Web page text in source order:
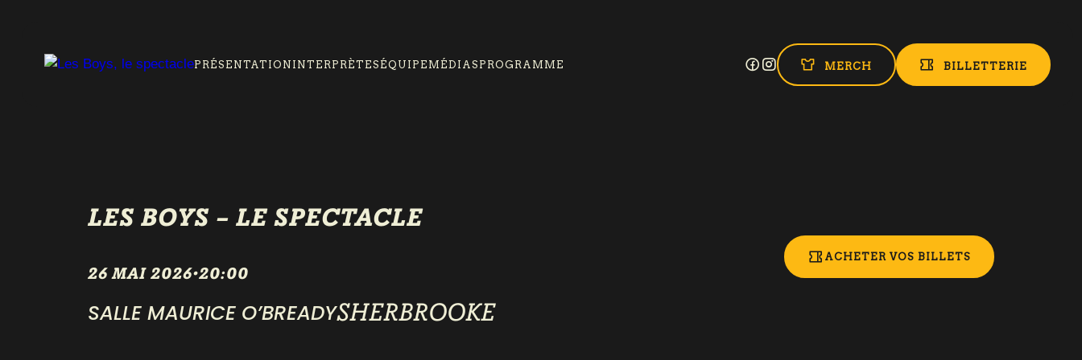
PRÉSENTATION INTERPRÈTES ÉQUIPE MÉDIAS PROGRAMME MERCH BILLETTERIE
LES BOYS – LE SPECTACLE
26 MAI 2026•20:00
SALLE MAURICE O’BREADYSHERBROOKE
ACHETER VOS BILLETS